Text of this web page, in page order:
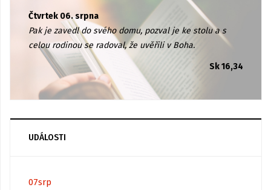
Čtvrtek 06. srpna
Pak je zavedl do svého domu, pozval je ke stolu a s
celou rodinou se radoval, že uvěřili v Boha.
Sk 16,34
UDÁLOSTI
07srp